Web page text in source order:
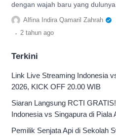
dengan wajah baru yang
jadi estetik dengan makam para
yang mengelilinginya.
Alfina Indira Qamaril Zahrah
. 2 tahun ago
Terkini
Link Live Streaming Indonesia
2026, KICK OFF 20.00 WIB
Siaran Langsung RCTI
Indonesia vs Singapura di Piala
Pemilik Senjata Api di Sekolah